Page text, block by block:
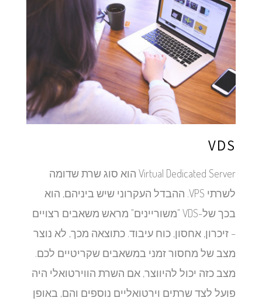
VDS
Virtual Dedicated Server הוא סוג שרת שדומה
לשרתי VPS. ההבדל העקרוני שיש ביניהם, הוא
בכך של-VDS "משוריינים" מראש משאבים רצויים
– זיכרון, אחסון, כוח עיבוד. כתוצאה מכך, לא נוצר
מצב של מחסור זמני במשאבים שקריטיים לכם.
מצב כזה יכול להיווצר, אם השרת הווירטואלי היה
פועל לצד שרתים וירטואליים נוספים והם, באופן